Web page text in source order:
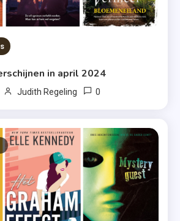
in april 2024
Judith Regeling 0